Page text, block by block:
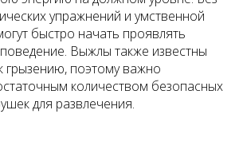
упражнений и умственной
быстро начать проявлять
Выжлы также известны
поэтому важно
количеством безопасных
для развлечения.